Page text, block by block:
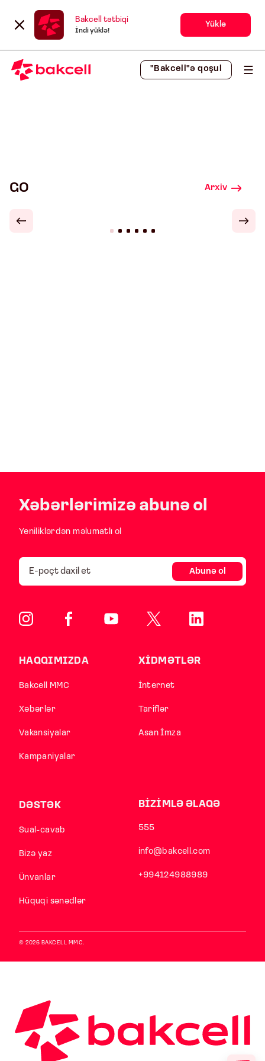
Bakcell tətbiqi
İndi yüklə!
Yüklə
"Bakcell"ə qoşul
GO Arxiv
Xəbərlərimizə abunə ol
Yeniliklərdən məlumatlı ol
Abunə ol
HAQQIMIZDA
Bakcell MMC
Xəbərlər
Vakansiyalar
Kampaniyalar
XİDMƏTLƏR
İnternet
Tariflər
Asan İmza
DƏSTƏK
Sual-cavab
Bizə yaz
Ünvanlar
Hüquqi sənədlər
BİZİMLƏ ƏLAQƏ
555
info@bakcell.com
+994124988989
© 2026 BAKCELL MMC.